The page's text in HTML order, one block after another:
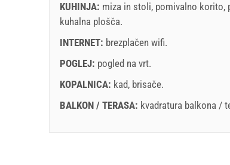
KUHINJA: miza in stoli, pomivalno korito,
kuhalna plošča.
INTERNET: brezplačen wifi.
POGLEJ: pogled na vrt.
KOPALNICA: kad, brisače.
BALKON / TERASA: kvadratura balkona /